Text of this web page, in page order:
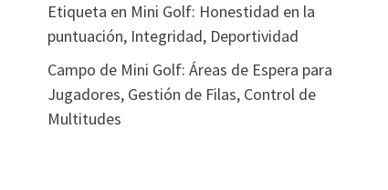
Etiqueta en Mini Golf: Honestidad en la
puntuación, Integridad, Deportividad
Campo de Mini Golf: Áreas de Espera para
Jugadores, Gestión de Filas, Control de
Multitudes